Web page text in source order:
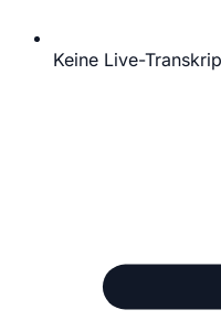
Keine Live-